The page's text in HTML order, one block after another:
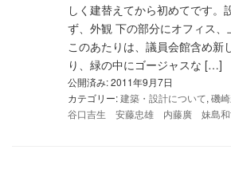
しく建替えてから初めてです。
ず、外観 下の部分にオフィス、
このあたりは、議員会館含め新
り、緑の中にゴージャスな […]
公開済み: 2011年9月7日
カテゴリー:建築・設計について, 磯
谷口吉生 安藤忠雄 内藤廣 妹島